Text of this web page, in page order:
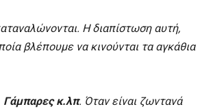
Η διαπίστωση αυτή,
βλέπουμε να κινούνται τα αγκάθια
Γάμπαρες κ.λπ. Όταν είναι ζωντανά